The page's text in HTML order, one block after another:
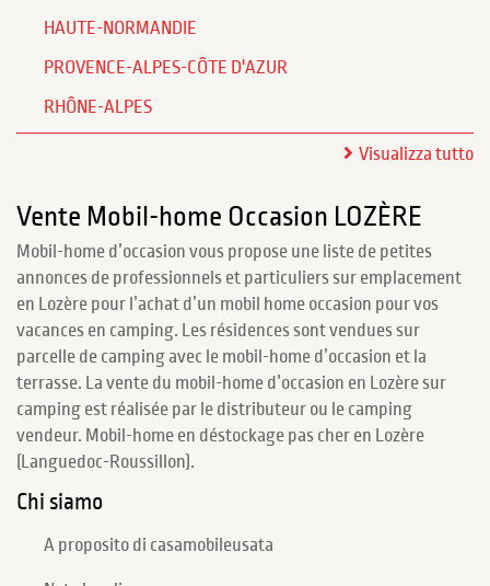
HAUTE-NORMANDIE
PROVENCE-ALPES-CÔTE D'AZUR
RHÔNE-ALPES
Visualizza tutto
Vente Mobil-home Occasion LOZÈRE
Mobil-home d’occasion vous propose une liste de petites
annonces de professionnels et particuliers sur emplacement
en Lozère pour l’achat d’un mobil home occasion pour vos
vacances en camping. Les résidences sont vendues sur
parcelle de camping avec le mobil-home d’occasion et la
terrasse. La vente du mobil-home d’occasion en Lozère sur
camping est réalisée par le distributeur ou le camping
vendeur. Mobil-home en déstockage pas cher en Lozère
(Languedoc-Roussillon).
Chi siamo
A proposito di casamobileusata